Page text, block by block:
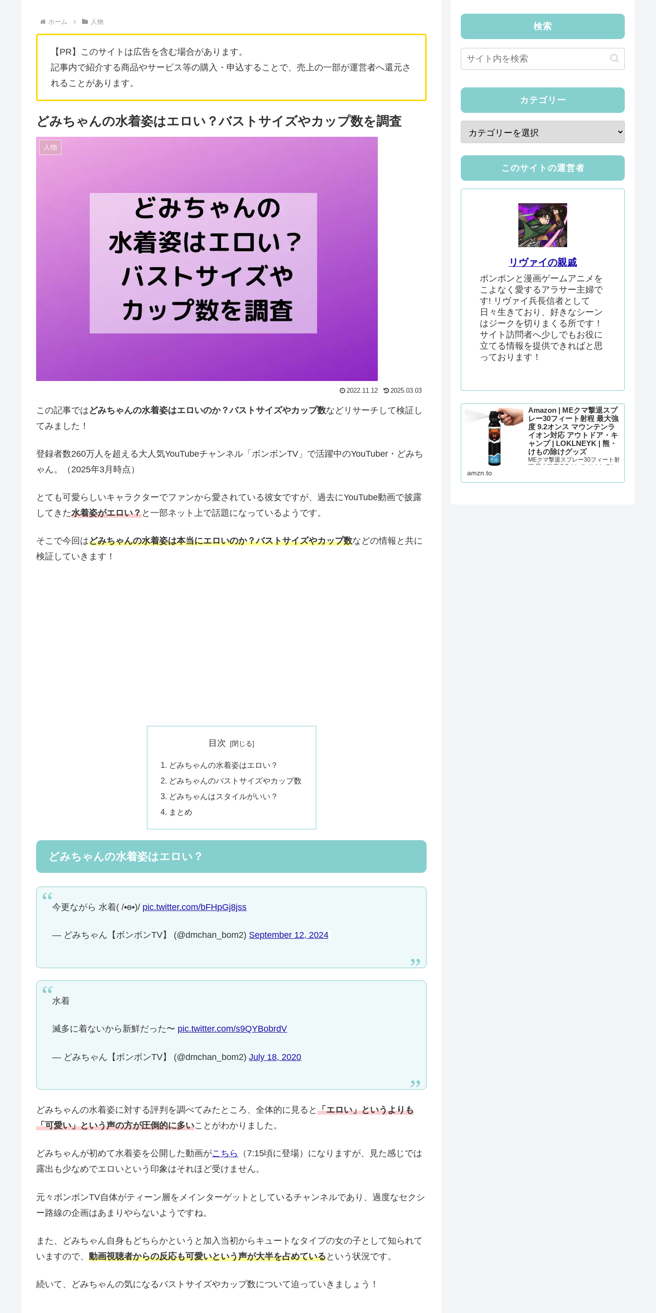
ホーム 人物
【PR】このサイトは広告を含む場合があります。
記事内で紹介する商品やサービス等の購入・申込することで、売上の一部が運営者へ還元さ
れることがあります。
どみちゃんの水着姿はエロい？バストサイズやカップ数を調査
人物
2022.11.12 2025.03.03
この記事では どみちゃんの水着姿はエロいのか？バストサイズやカップ数などリサーチして検証し
てみました！
登録者数260万人を超える大人気YouTubeチャンネル「ボンボンTV」で活躍中のYouTuber・どみち
ゃん。（2025年3月時点）
とても可愛らしいキャラクターでファンから愛されている彼女ですが、過去にYouTube動画で披露
してきた水着姿がエロい？と一部ネット上で話題になっているようです。
そこで今回はどみちゃんの水着姿は本当にエロいのか？バストサイズやカップ数などの情報と共に
検証していきます！
目次
どみちゃんの水着姿はエロい？
どみちゃんのバストサイズやカップ数
どみちゃんはスタイルがいい？
まとめ
どみちゃんの水着姿はエロい？
今更ながら 水着( /•ө•)/ pic.twitter.com/bFHpGj8jss
— どみちゃん【ボンボンTV】 (@dmchan_bom2) September 12, 2024
水着
滅多に着ないから新鮮だった〜 pic.twitter.com/s9QYBobrdV
— どみちゃん【ボンボンTV】 (@dmchan_bom2)July 18, 2020
どみちゃんの水着姿に対する評判を調べてみたところ、全体的に見ると 「エロい」というよりも
「可愛い」という声の方が圧倒的に多いことがわかりました。
どみちゃんが初めて水着姿を公開した動画がこちら
（7:15頃に登場）になりますが、見た感じでは
露出も少なめでエロいという印象はそれほど受けません。
元々ボンボンTV自体がティーン層をメインターゲットとしているチャンネルであり、過度なセクシ
ー路線の企画はあまりやらないようですね。
また、どみちゃん自身もどちらかというと加入当初からキュートなタイプの女の子として知られて
いますので、 動画視聴者からの反応も可愛いという声が大半を占めているという状況です。
続いて、どみちゃんの気になるバストサイズやカップ数について迫っていきましょう！
検索
カテゴリー
このサイトの運営者
リヴァイの親戚
ポンポンと漫画ゲームアニメを
こよなく愛するアラサー主婦で
す! リヴァイ兵長信者として
日々生きており、好きなシーン
はジークを切りまくる所です！
サイト訪問者へ少しでもお役に
立てる情報を提供できればと思
っております！
Amazon | MEクマ撃退スプ
レー30フィート射程 最大強
度 9.2オンス マウンテンラ
イオン対応 アウトドア・キ
ャンプ | LOKLNEYK | 熊・
けもの除けグッズ
MEクマ撃退スプレー30フィート射
程 最大強度 9.2オンス マウンテン
amzn.to